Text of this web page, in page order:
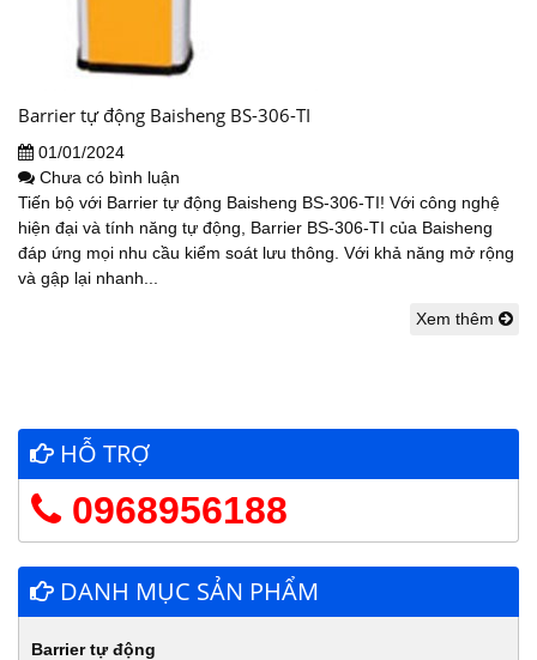
Barrier tự động Baisheng BS-306-TI
01/01/2024
Chưa có bình luận
Tiến bộ với Barrier tự động Baisheng BS-306-TI! Với công nghệ
hiện đại và tính năng tự động, Barrier BS-306-TI của Baisheng
đáp ứng mọi nhu cầu kiểm soát lưu thông. Với khả năng mở rộng
và gập lại nhanh...
Xem thêm
HỖ TRỢ
0968956188
DANH MỤC SẢN PHẨM
Barrier tự động